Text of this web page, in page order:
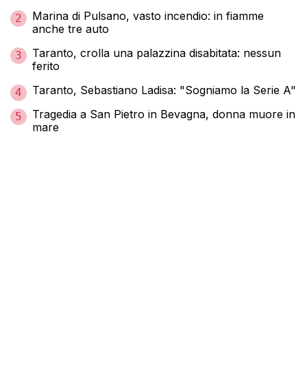
2
Marina di Pulsano, vasto incendio: in fiamme
anche tre auto
3
Taranto, crolla una palazzina disabitata: nessun
ferito
4 Taranto, Sebastiano Ladisa: "Sogniamo la Serie A"
5
Tragedia a San Pietro in Bevagna, donna muore in
mare